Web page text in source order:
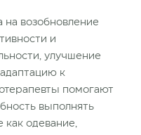
на возобновление
и
улучшение
к
помогают
выполнять
как одевание,